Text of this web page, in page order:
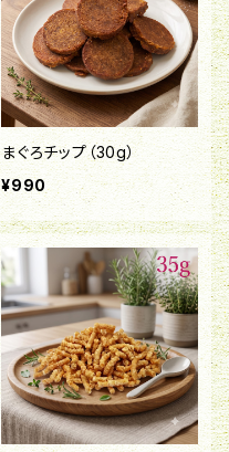
まぐろチップ（30g）
¥990